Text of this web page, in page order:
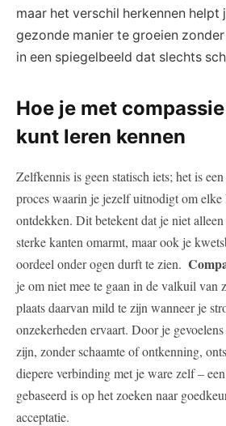
maar het verschil herkennen helpt
gezonde manier te ‍groeien
in een spiegelbeeld ‍dat slechts
Hoe je met
kunt leren kennen
Zelfkennis ⁤is geen statisch iets; het‌ is
proces waarin je jezelf uitnodigt om elke
ontdekken. Dit betekent dat je‍ niet
⁢sterke kanten omarmt,⁢ maar ⁢ook je
oordeel onder‌ ogen durft te zien. ​
je om ⁤niet mee te gaan in de ​valkuil van
plaats daarvan mild te ⁤zijn wanneer je
onzekerheden ervaart. Door je
zijn, zonder schaamte of⁢ ontkenning,⁣
‍diepere verbinding ⁤met je ware zelf –
gebaseerd is op het zoeken ​naar
acceptatie.